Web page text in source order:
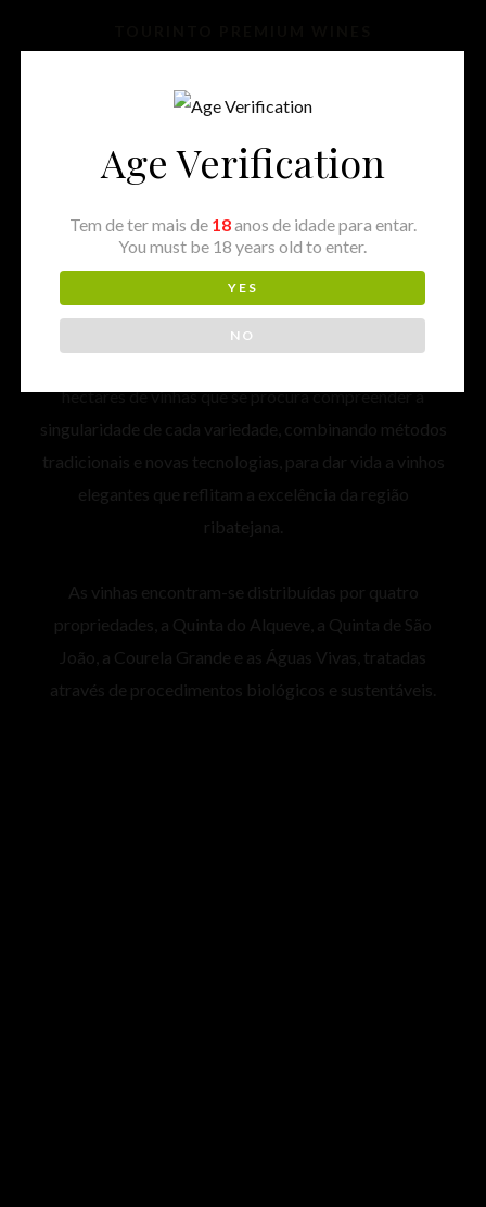
Produtores ⁄ Tejo ⁄
produção de vinhos de alta qualidade, com caráter
distintivo e artesanal, resultado da paixão e da
experiência adquirida ao longo de várias gerações.
hectares de vinhas que se procura compreender a
singularidade de cada variedade, combinando métodos
tradicionais e novas tecnologias, para dar vida a vinhos
elegantes que reflitam a excelência da região
ribatejana.
As vinhas encontram-se distribuídas por quatro
propriedades, a Quinta do Alqueve, a Quinta de São
João, a Courela Grande e as Águas Vivas, tratadas
através de procedimentos biológicos e sustentáveis.
Age Verification
Tem de ter mais de 18anos de idade para entar.
You must be 18 years old to enter.
YES
NO